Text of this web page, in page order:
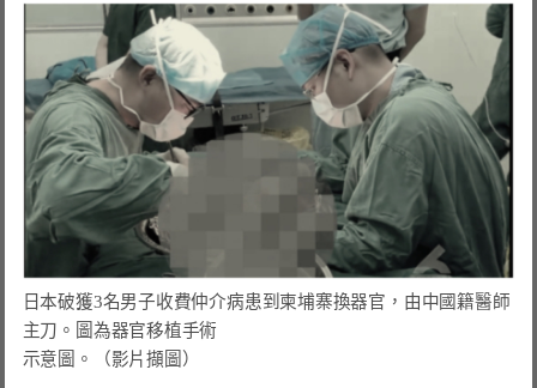
日本破獲3名男子收費仲介病患到柬埔寨換器官，由中國籍醫師
主刀。圖為器官移植手術
示意圖。（影片擷圖）